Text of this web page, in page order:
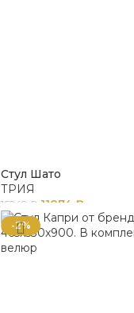
Стул Шато
ТРИЯ
15249 ₽ 11874 ₽
-2%